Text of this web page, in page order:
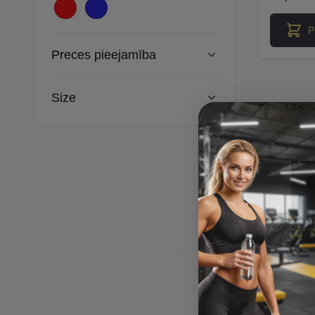
Preces pieejamība
Size
2 Produkti
Madara M. Verified Buyer
Ātra piegāde. Lieliska